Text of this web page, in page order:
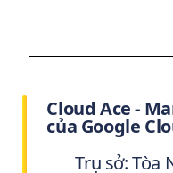
Cloud Ace -
của Google
Trụ sở: Tòa